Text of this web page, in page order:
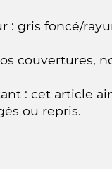
: gris foncé/
couvertures,
: cet article
ou repris.